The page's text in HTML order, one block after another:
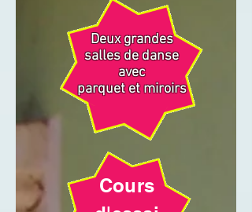
Deux grandes
salles de danse
avec
parquet et miroirs
Cours